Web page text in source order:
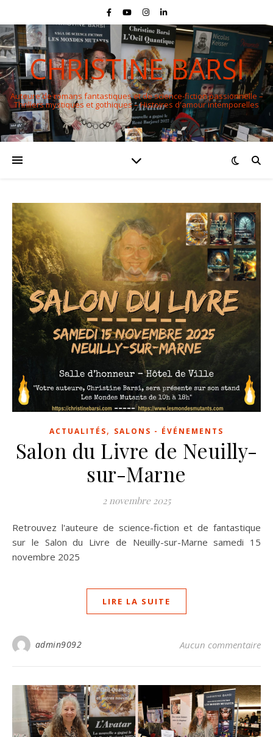
CHRISTINE BARSI
Auteure de romans fantastiques et de science-fiction passionnelle –
Thrillers mystiques et gothiques – Histoires d'amour intemporelles
ACTUALITÉS, SALONS - ÉVÉNEMENTS
Salon du Livre de Neuilly-
sur-Marne
2 novembre 2025
Retrouvez l'auteure de science-fiction et de fantastique
sur le Salon du Livre de Neuilly-sur-Marne samedi 15
novembre 2025
LIRE LA SUITE
admin9092 Aucun commentaire